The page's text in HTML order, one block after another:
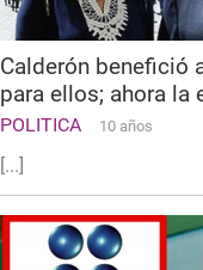
Calderón benefició
para ellos; ahora la
POLITICA 10 años
[...]